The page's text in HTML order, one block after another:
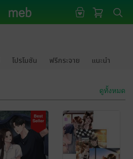
โปรโมชัน ฟรีกระจาย แนะนำ
ดูทั้งหมด